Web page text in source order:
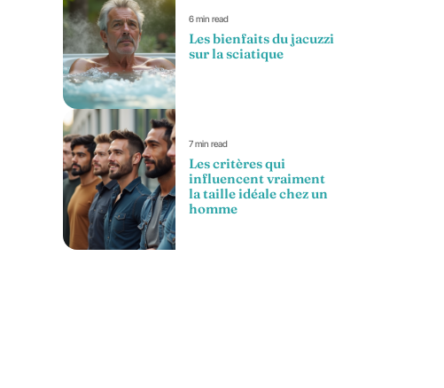
6 min read
Les bienfaits du jacuzzi
sur la sciatique
7 min read
Les critères qui
influencent vraiment
la taille idéale chez un
homme